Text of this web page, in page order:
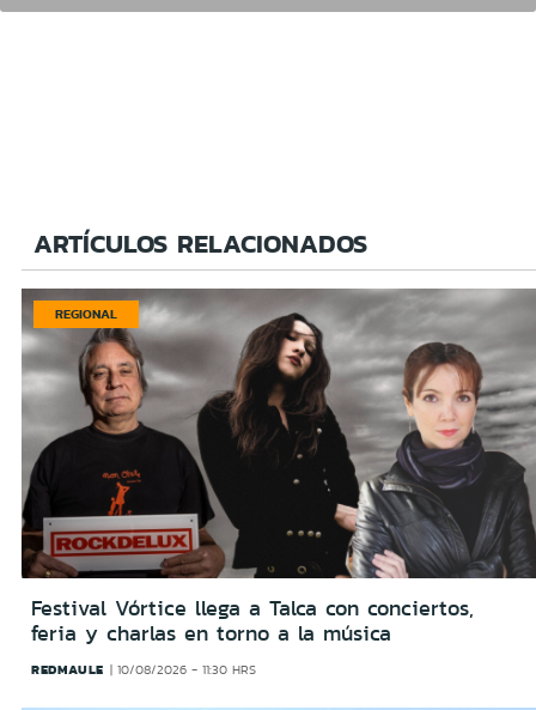
ARTÍCULOS RELACIONADOS
REGIONAL
Festival Vórtice llega a Talca con conciertos,
feria y charlas en torno a la música
REDMAULE 10/08/2026 - 11:30 HRS